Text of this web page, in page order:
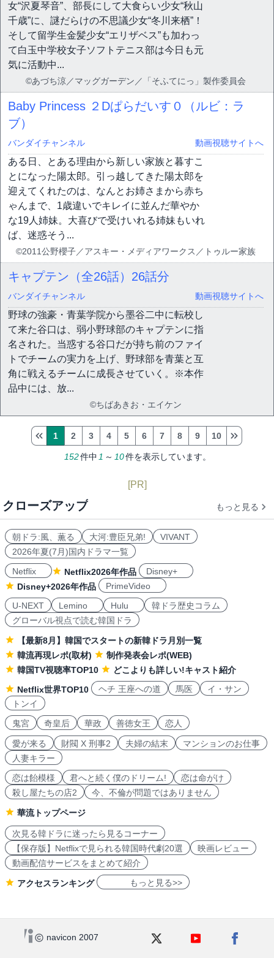
女“沢夏琴音”、部長にして大食らい少女“秋山
千歳”に、謎だらけの不思議少女“冬川来栖”！
そして留学生金髪少女“エリザベス”も加わっ
て白玉中学校女子ソフトテニス部は今日も元
気に活動中...
©あづち涼／マッグガーデン／「そふてにっ」製作委員会
Baby Princess ２Dぱらだいす０（ルビ：ラ
ブ）
バンダイチャンネル 動画視聴サイトへ
ある日、とある理由から新しい家族と暮すこ
とになった陽太郎。引っ越してきた陽太郎を
迎えてくれたのは、なんとお姉さまから赤ち
ゃんまで、1歳違いでキレイに並んだ華やか
な19人姉妹。大喜びで受けいれる姉妹もいれ
ば、迷惑そう...
©2011公野櫻子／アスキー・メディアワークス／トゥルー家族
キャプテン（全26話） 26話分
バンダイチャンネル 動画視聴サイトへ
野球の強豪・青葉学院から墨谷二中に転校し
て来た谷口は、弱小野球部のキャプテンに指
名された。当惑する谷口だが持ち前のファイ
トでチームの実力を上げ、野球部を青葉と互
角に戦えるチームに成長させていく。※本作
品中には、放...
©ちばあきお・エイケン
152件中 1 ～ 10件を表示しています。
1 2 3 4 5 6 7 8 9 10
[PR]
クローズアップ もっと見る
朝ドラ:風、薫る 大河:豊臣兄弟!
VIVANT
2026年夏(7月)国内ドラマ一覧
Netflix
Netflix2026年作品
Disney+
Disney+2026年作品
PrimeVideo
U-NEXT
Lemino Hulu
韓ドラ歴史コラム
グローバル視点で読む韓国ドラ
【最新8月】韓国でスタートの新韓ドラ月別一覧
韓流再現レポ(取材)
制作発表会レポ(WEB)
韓国TV視聴率TOP10
どこよりも詳しい!キャスト紹介
Netflix世界TOP10
ヘチ 王座への道 馬医
イ・サン
トンイ
鬼宮
奇皇后 華政 善徳女王 恋人
愛が来る 財閥 X 刑事2 夫婦の結末
マンションのお仕事
人妻キラー
恋は飴模様
君へと続く僕のドリーム!
恋は命がけ
殺し屋たちの店2
今、不倫が問題ではありません
華流トップページ
次見る韓ドラに迷ったら見るコーナー
【保存版】Netflixで見られる韓国時代劇20選
映画レビュー
動画配信サービスをまとめて紹介
アクセスランキング もっと見る>>
navicon 2007